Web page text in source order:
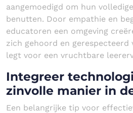
aangemoedigd om hun
benutten. Door empathie en
educatoren een omgeving
zich gehoord en gerespecteerd
legt voor een vruchtbare
Integreer
zinvolle manier in
Een belangrijke tip voor